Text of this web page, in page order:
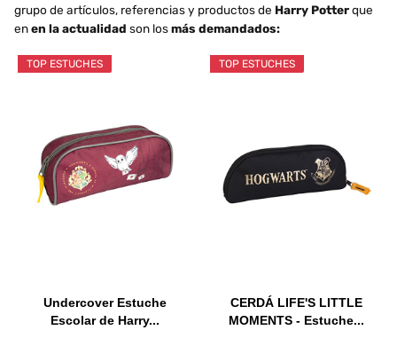
grupo de artículos, referencias y productos de Harry Potterque
enen la actualidad son losmás demandados:
TOP ESTUCHES
Undercover Estuche
Escolar de Harry...
TOP ESTUCHES
CERDÁ LIFE'S LITTLE
MOMENTS - Estuche...